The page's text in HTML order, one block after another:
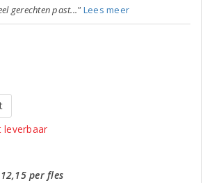
gerechten past..." Lees meer
leverbaar
per fles